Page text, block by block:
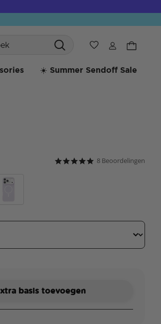
Verlanglijst
☀️ Summer Sendoff Sale
3,6 van 5 klantbeoordeling
4.9 star rating8 Beoordelingen
basis toevoegen